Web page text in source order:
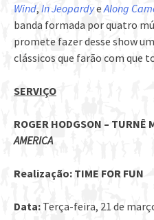
Wind, In JeopardyeAlong
banda formada por quatro
promete fazer desse show
clássicos que farão com que
SERVIÇO
ROGER HODGSON – TURNÊ
AMERICA
Realização: TIME FOR FUN
Data: Terça-feira, 21 de